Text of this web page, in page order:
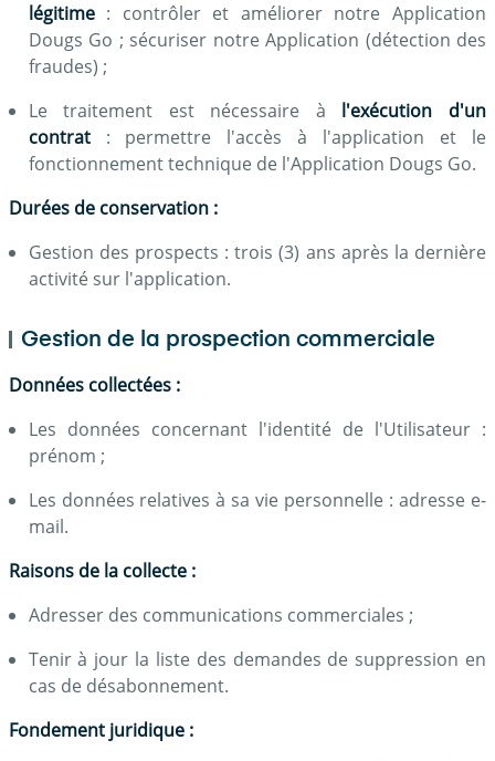
légitime: contrôler et améliorer notre Application
Dougs Go ; sécuriser notre Application (détection des
fraudes) ;
Le traitement est nécessaire à l'exécution d'un
contrat: permettre l'accès à l'application et le
fonctionnement technique de l'Application Dougs Go.
Durées de conservation :
Gestion des prospects : trois (3) ans après la dernière
activité sur l'application.
Gestion de la prospection commerciale
Données collectées :
Les données concernant l'identité de l'Utilisateur :
prénom ;
Les données relatives à sa vie personnelle : adresse e-
mail.
Raisons de la collecte :
Adresser des communications commerciales ;
Tenir à jour la liste des demandes de suppression en
cas de désabonnement.
Fondement juridique :